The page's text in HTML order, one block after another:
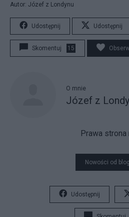
Autor: Józef z Londynu
Udostępnij Udostępnij
Skomentuj 15
O mnie
Józef z
Prawa strona
Nowości od
Udostępnij